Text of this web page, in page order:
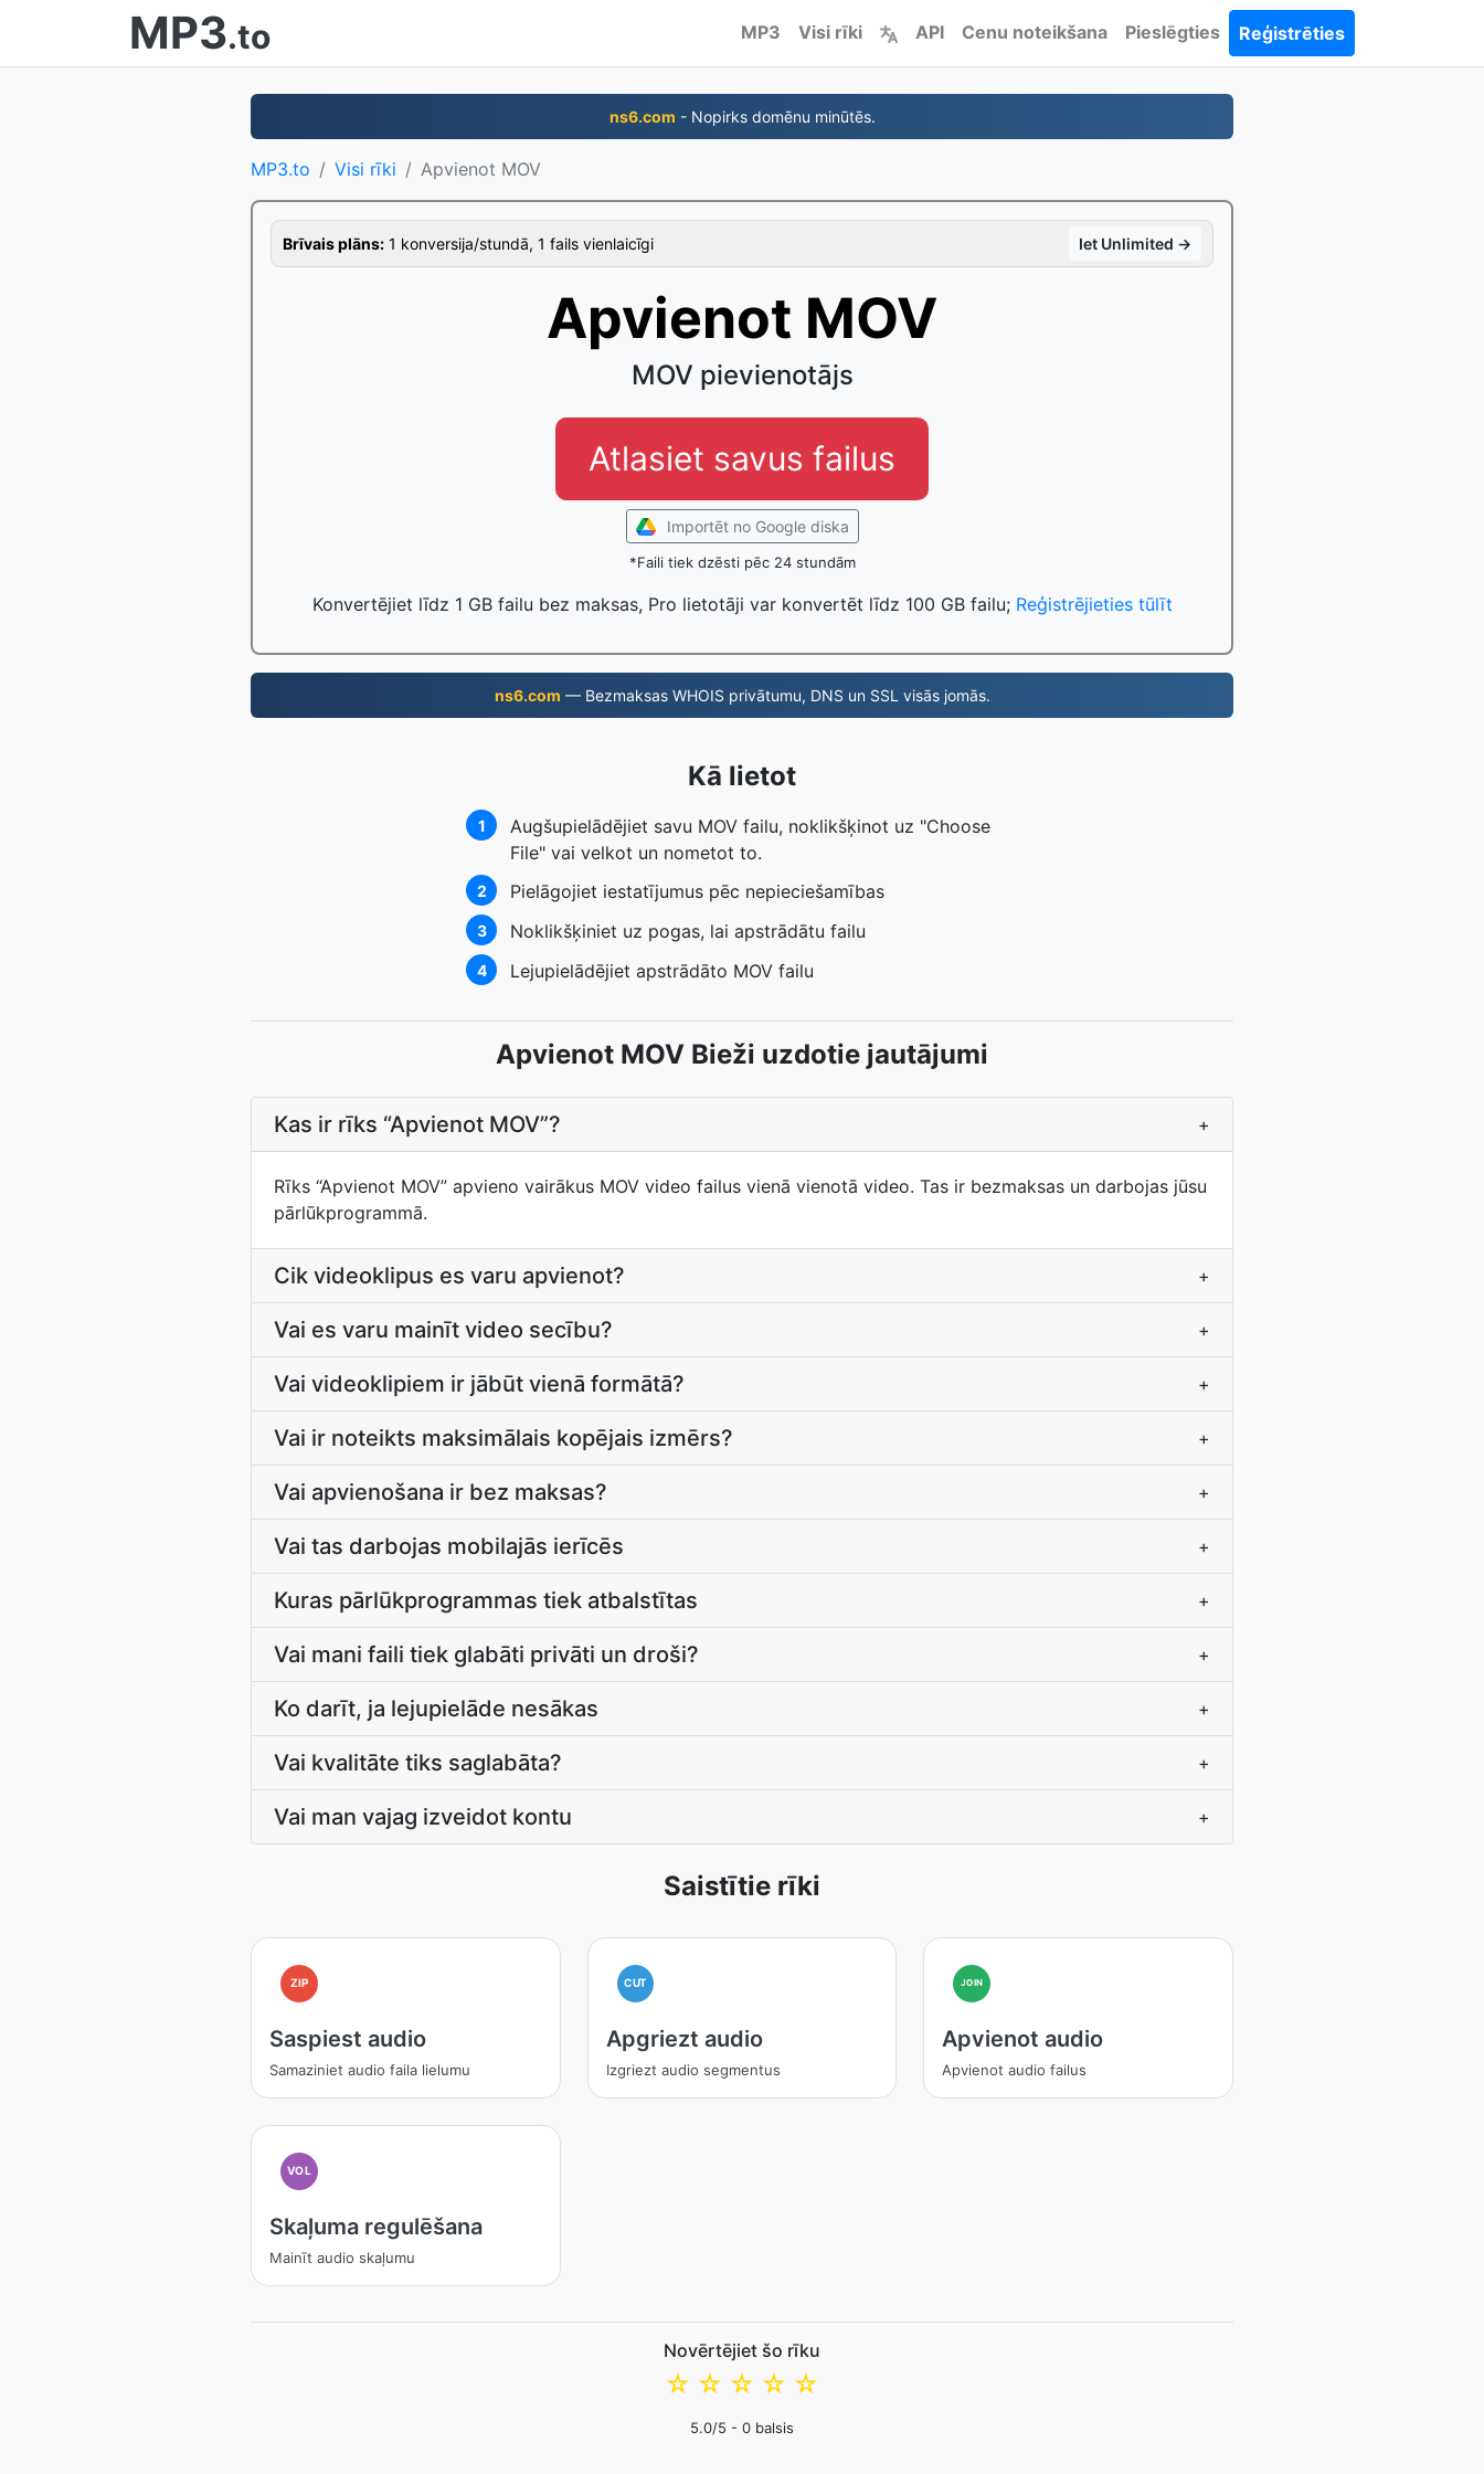
MP3.to MP3 Visi rīki API Cenu noteikšana Pieslēgties Reģistrēties
ns6.com - Nopirks domēnu minūtēs.
MP3.to Visi rīki Apvienot MOV
Brīvais plāns: 1 konversija/stundā, 1 fails vienlaicīgi Iet Unlimited →
Apvienot MOV
MOV pievienotājs
Atlasiet savus failus
Importēt no Google diska
*Faili tiek dzēsti pēc 24 stundām
Konvertējiet līdz 1 GB failu bez maksas, Pro lietotāji var konvertēt līdz 100 GB failu; Reģistrējieties tūlīt
ns6.com — Bezmaksas WHOIS privātumu, DNS un SSL visās jomās.
Kā lietot
1
Augšupielādējiet savu MOV failu, noklikšķinot uz "Choose
File" vai velkot un nometot to.
2 Pielāgojiet iestatījumus pēc nepieciešamības
3 Noklikšķiniet uz pogas, lai apstrādātu failu
4 Lejupielādējiet apstrādāto MOV failu
Apvienot MOV Bieži uzdotie jautājumi
Kas ir rīks “Apvienot MOV”? +
Rīks “Apvienot MOV” apvieno vairākus MOV video failus vienā vienotā video. Tas ir bezmaksas un darbojas jūsu
pārlūkprogrammā.
Cik videoklipus es varu apvienot? +
Vai es varu mainīt video secību? +
Vai videoklipiem ir jābūt vienā formātā? +
Vai ir noteikts maksimālais kopējais izmērs? +
Vai apvienošana ir bez maksas? +
Vai tas darbojas mobilajās ierīcēs +
Kuras pārlūkprogrammas tiek atbalstītas +
Vai mani faili tiek glabāti privāti un droši? +
Ko darīt, ja lejupielāde nesākas +
Vai kvalitāte tiks saglabāta? +
Vai man vajag izveidot kontu +
Saistītie rīki
ZIP
Saspiest audio
Samaziniet audio faila lielumu
CUT
Apgriezt audio
Izgriezt audio segmentus
JOIN
Apvienot audio
Apvienot audio failus
VOL
Skaļuma regulēšana
Mainīt audio skaļumu
Novērtējiet šo rīku
☆
☆
☆
☆
☆
5.0/5 - 0 balsis